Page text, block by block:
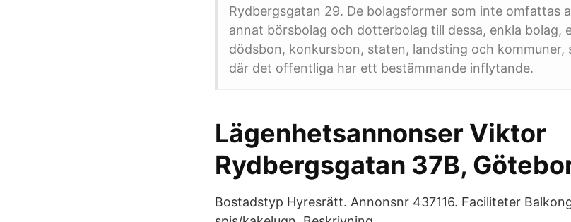
Rydbergsgatan 29. De bolagsformer som inte omfattas
annat börsbolag och dotterbolag till dessa, enkla bolag,
dödsbon, konkursbon, staten, landsting och kommuner,
där det offentliga har ett bestämmande inflytande.
Lägenhetsannonser Viktor
Rydbergsgatan 37B,
Bostadstyp Hyresrätt. Annonsnr 437116. Faciliteter